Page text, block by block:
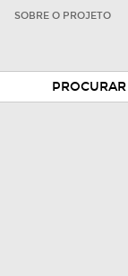
SOBRE O PROJETO
PROCURAR